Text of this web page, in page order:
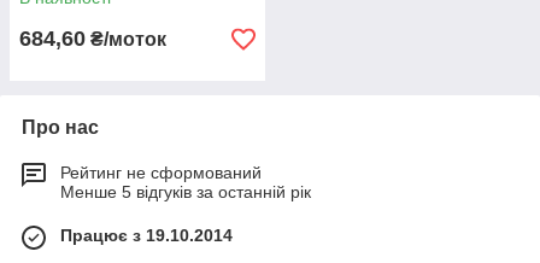
684,60 ₴/моток
Про нас
Рейтинг не сформований
Менше 5 відгуків за останній рік
Працює з 19.10.2014